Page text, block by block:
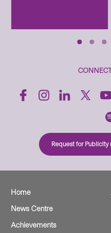
Request for Publicity
Home
News Centre
Achievements